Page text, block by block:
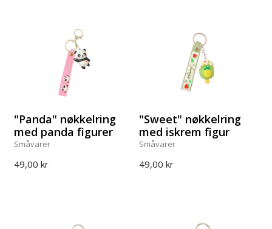
"Panda" nøkkelring
med panda figurer
Småvarer
49,00 kr
"Sweet" nøkkelring
med iskrem figur
Småvarer
49,00 kr